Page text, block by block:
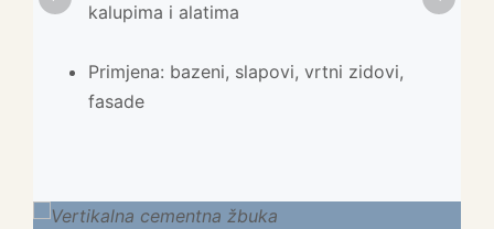
kalupima i alatima
Primjena: bazeni, slapovi, vrtni zidovi,
fasade
prostori
Idealno za fasade, šankove, panele,
Prikladan za unutarnju i vanjsku